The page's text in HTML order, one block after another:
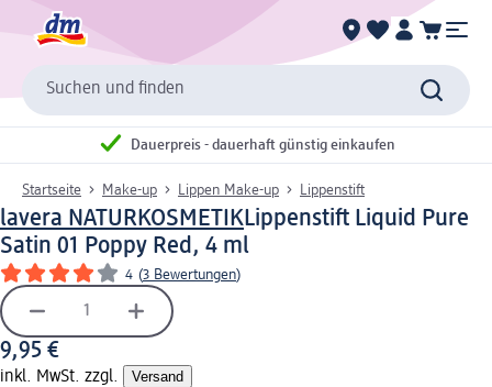
Suchen und finden
Dauerpreis - dauerhaft günstig einkaufen
Startseite Make-up Lippen Make-up Lippenstift
lavera NATURKOSMETIKLippenstift Liquid Pure
Satin 01 Poppy Red, 4 ml
4 (3 Bewertungen)
9,95 €
inkl. MwSt. zzgl. Versand